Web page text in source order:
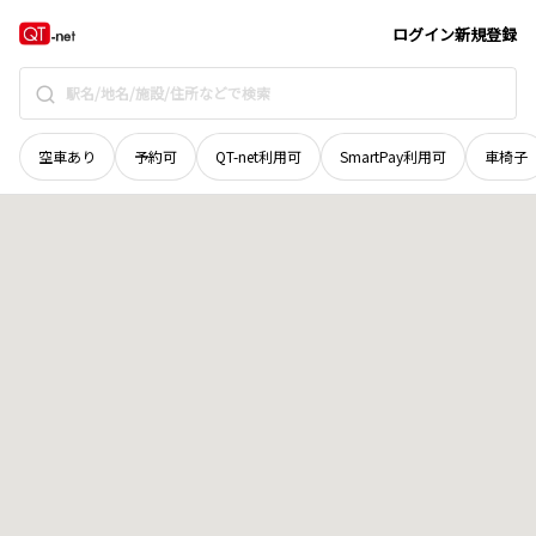
ログイン新規登録
空車あり 予約可 QT-net利用可 SmartPay利用可 車椅子
岡山県